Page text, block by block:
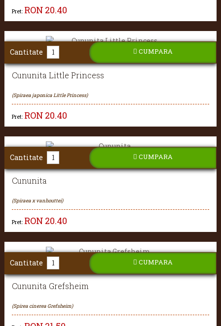
Pret: RON 20.40
Cununita Little Princess
(Spiraea japonica Little Princess)
Pret: RON 20.40
Cantitate CUMPARA
Cununita
(Spiraea x vanhouttei)
Pret: RON 20.40
Cantitate CUMPARA
Cununita Grefsheim
(Spirea cinerea Grefsheim)
Cantitate CUMPARA